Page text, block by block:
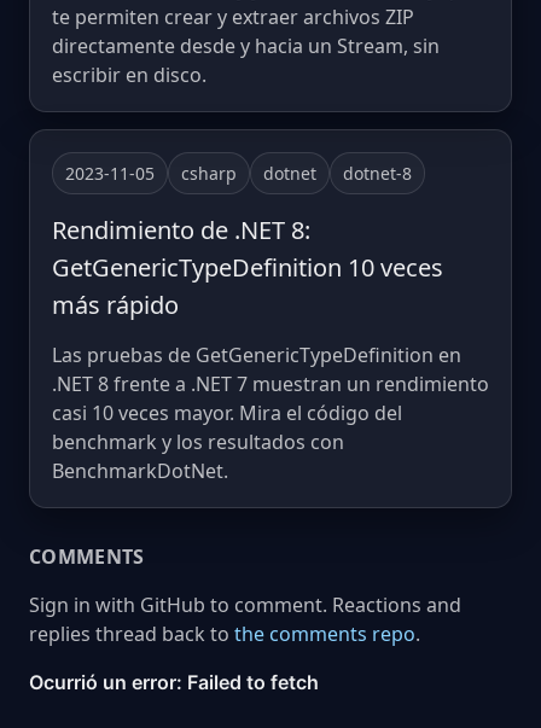
te permiten crear y extraer archivos ZIP
directamente desde y hacia un Stream, sin
escribir en disco.
2023-11-05 csharp dotnet dotnet-8
Rendimiento de .NET 8:
GetGenericTypeDefinition 10 veces
más rápido
Las pruebas de GetGenericTypeDefinition en
.NET 8 frente a .NET 7 muestran un rendimiento
casi 10 veces mayor. Mira el código del
benchmark y los resultados con
BenchmarkDotNet.
COMMENTS
Sign in with GitHub to comment. Reactions and
replies thread back to the comments repo.